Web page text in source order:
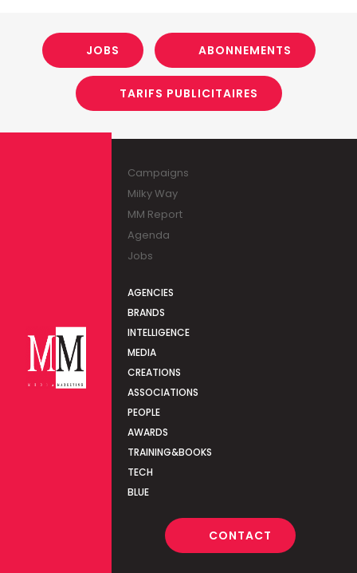
JOBS ABONNEMENTS
TARIFS PUBLICITAIRES
Campaigns
Milky Way
MM Report
Agenda
Jobs
AGENCIES
BRANDS
INTELLIGENCE
MEDIA
CREATIONS
ASSOCIATIONS
PEOPLE
AWARDS
TRAINING&BOOKS
TECH
BLUE
CONTACT